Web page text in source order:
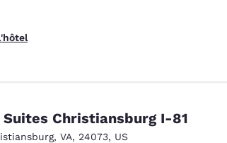
Christiansburg I-81
, VA, 24073, US